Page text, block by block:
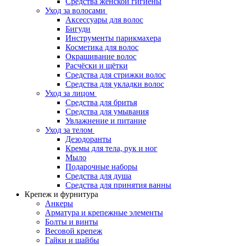
Уход за волосами
Аксессуары для волос
Бигуди
Инструменты парикмахера
Косметика для волос
Окрашивание волос
Расчёски и щётки
Средства для стрижки волос
Средства для укладки волос
Уход за лицом
Средства для бритья
Средства для умывания
Увлажнение и питание
Уход за телом
Дезодоранты
Кремы для тела, рук и ног
Мыло
Подарочные наборы
Средства для душа
Средства для принятия ванны
Крепеж и фурнитура
Анкеры
Арматура и крепежные элементы
Болты и винты
Весовой крепеж
Гайки и шайбы